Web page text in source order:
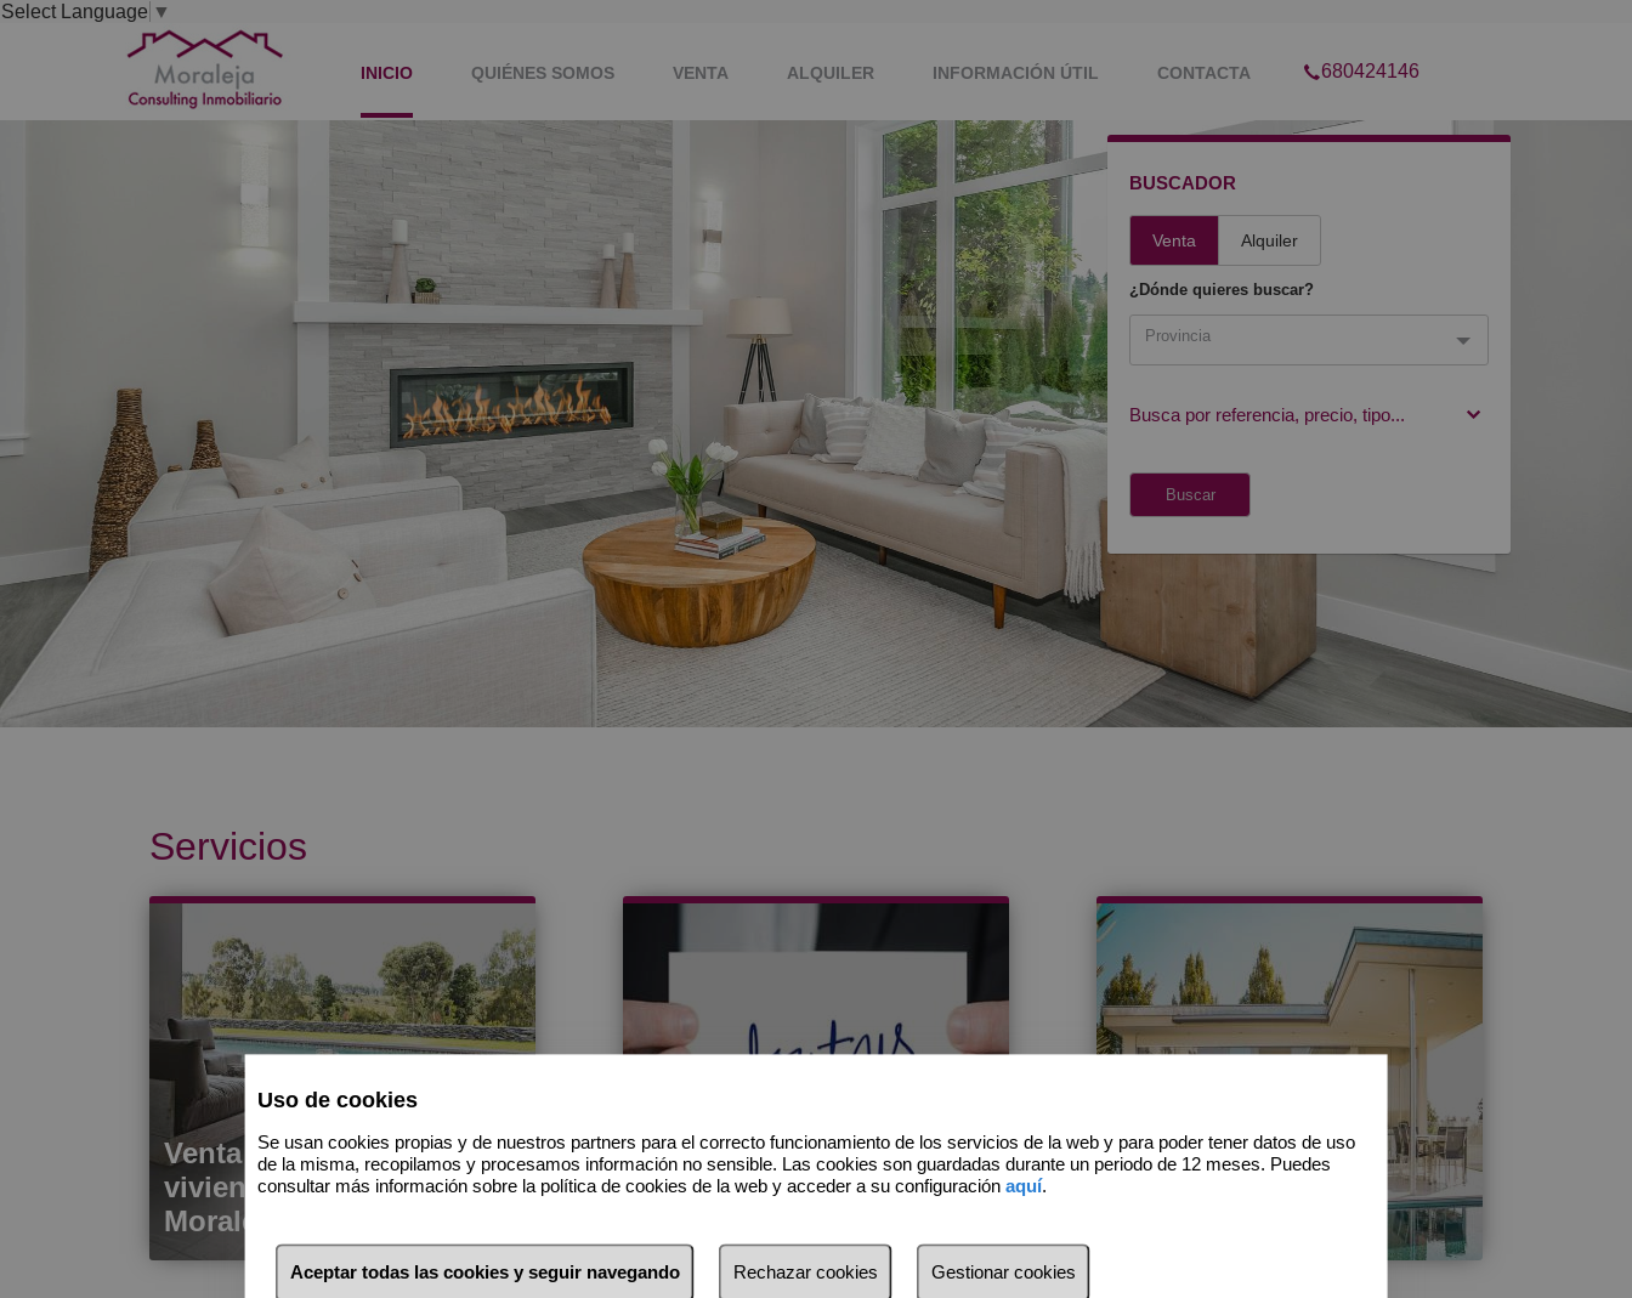
Select Language ▼
INICIO QUIÉNES SOMOS VENTA ALQUILER INFORMACIÓN ÚTIL CONTACTA 680424146
BUSCADOR
Venta Alquiler
¿Dónde quieres buscar?
Provincia
Madrid (21)
Busca por referencia, precio, tipo...
Buscar
Servicios
Venta de
vivienda en la
Moraleja
Quiénes
Alquiler de
Uso de cookies
Se usan cookies propias y de nuestros partners para el correcto funcionamiento de los servicios de la web y para poder tener datos de uso
de la misma, recopilamos y procesamos información no sensible. Las cookies son guardadas durante un periodo de 12 meses. Puedes
consultar más información sobre la política de cookies de la web y acceder a su configuración aquí.
Aceptar todas las cookies y seguir navegando Rechazar cookies Gestionar cookies